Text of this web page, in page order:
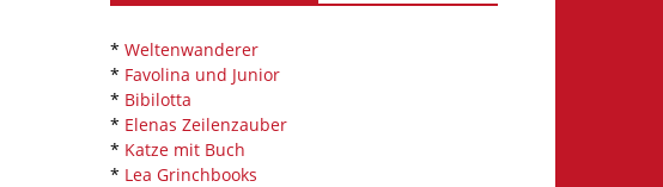
* Weltenwanderer
* Favolina und Junior
* Bibilotta
* Elenas Zeilenzauber
* Katze mit Buch
* Lea Grinchbooks